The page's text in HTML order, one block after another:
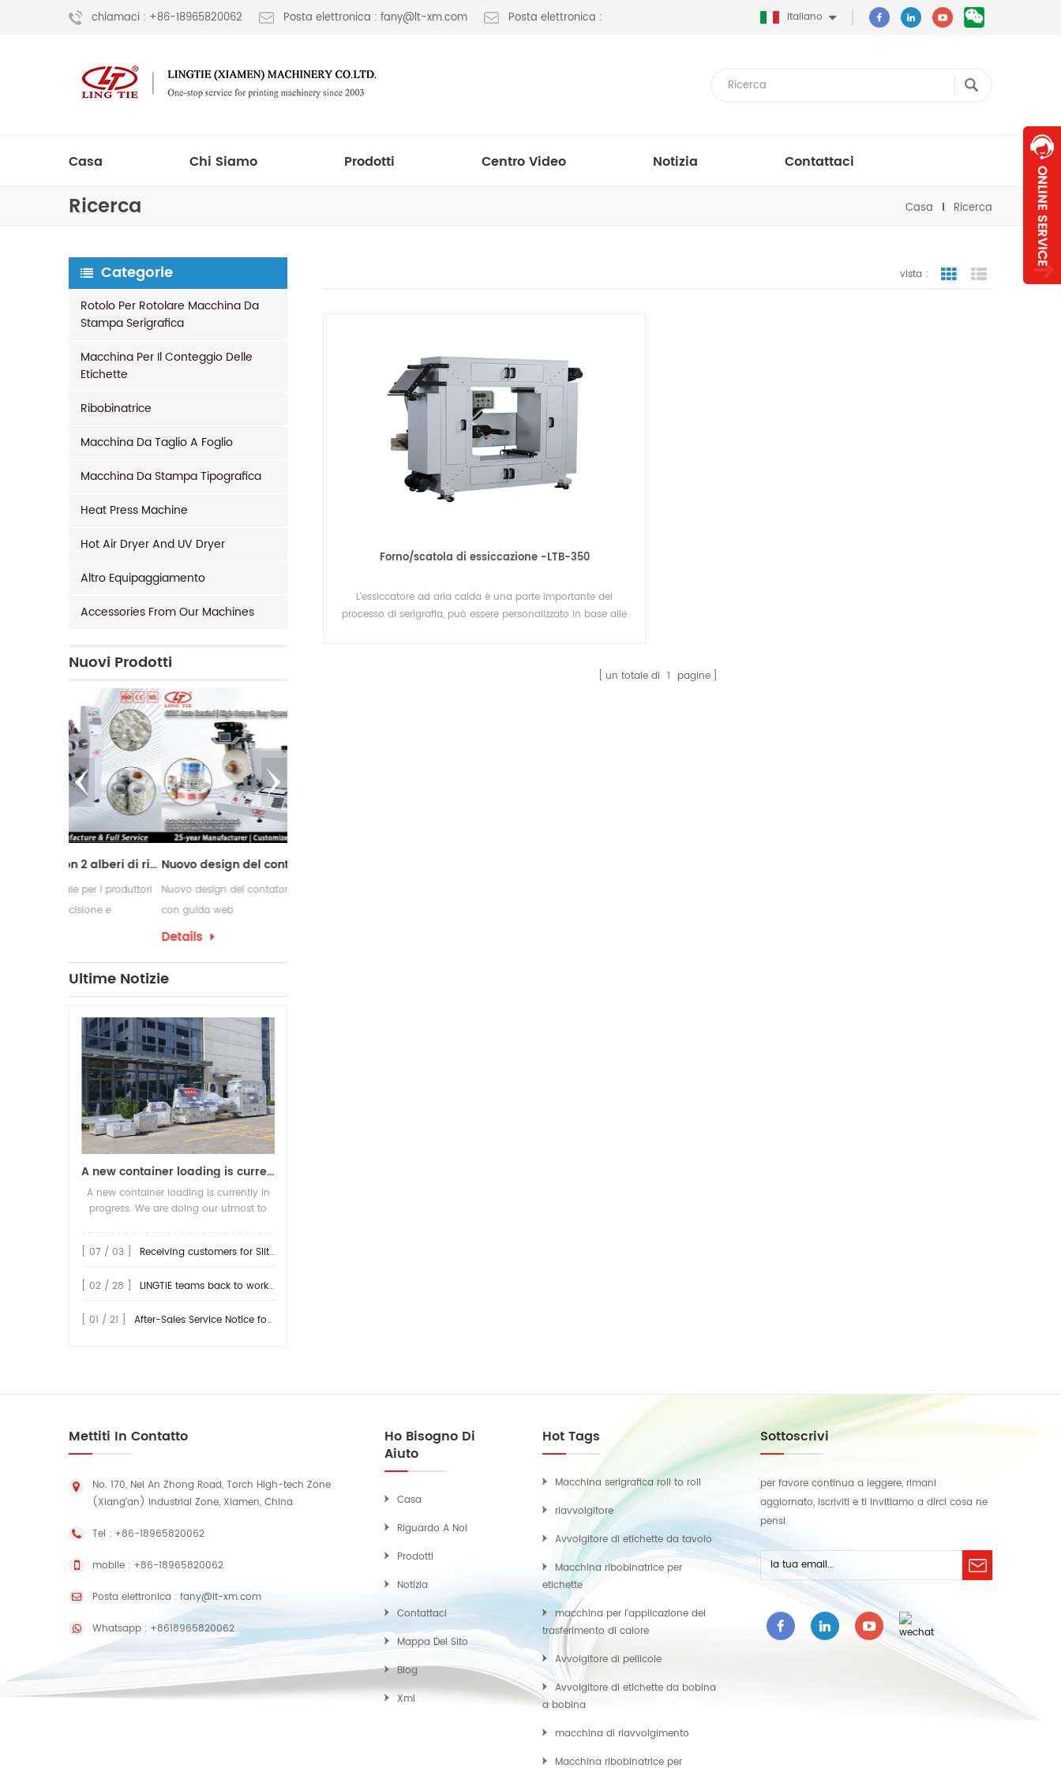
chiamaci : +86-18965820062 Posta elettronica : fany@lt-xm.com Posta elettronica : Italiano
Casa Chi Siamo Prodotti Centro Video Notizia Contattaci
Ricerca Casa Ricerca
Categorie
Rotolo Per Rotolare Macchina Da
Stampa Serigrafica
Macchina Per Il Conteggio Delle
Etichette
Ribobinatrice
Macchina Da Taglio A Foglio
Macchina Da Stampa Tipografica
Heat Press Machine
Hot Air Dryer And UV Dryer
Altro Equipaggiamento
Accessories From Our Machines
Nuovi Prodotti
Macchina da taglio con 2 alberi di riavvolgimento Nuovo design del contatore delle etichette con guida web
Nuovo design del contatore delle etichette
con guida web
Ultime Notizie
A new container loading is currently in progress.
A new container loading is currently in
progress. We are doing our utmost to
earliest possible time.
[ 07 / 03 ] Receiving customers for Slitting machine with differential Slip Shaft
[ 02 / 28 ] LINGTIE teams back to work at Feb.25th.
[ 01 / 21 ] After-Sales Service Notice for Turkey Region
vista : vista a griglia
Forno/scatola di essiccazione -LTB-350
L'essiccatore ad aria calda è una parte importante del
processo di serigrafia, può essere personalizzato in base alle
un totale di 1 pagine
Mettiti In Contatto
No. 170, Nei An Zhong Road, Torch High-tech Zone
(Xiang'an) Industrial Zone, Xiamen, China
Tel : +86-18965820062
mobile : +86-18965820062
Posta elettronica : fany@lt-xm.com
Whatsapp : +8618965820062
Ho Bisogno Di
Aiuto
Casa
Riguardo A Noi
Prodotti
Notizia
Contattaci
Mappa Del Sito
Blog
Xml
Hot Tags
Macchina serigrafica roll to roll
riavvolgitore
Avvolgitore di etichette da tavolo
Macchina ribobinatrice per
etichette
macchina per l'applicazione del
trasferimento di calore
Avvolgitore di pellicole
Avvolgitore di etichette da bobina
a bobina
macchina di riavvolgimento
Macchina ribobinatrice per
Sottoscrivi
per favore continua a leggere, rimani
aggiornato, iscriviti e ti invitiamo a dirci cosa ne
pensi.